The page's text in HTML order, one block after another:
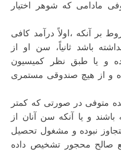
مادامی که شوهر اختیار
بر آنکه ،اولاً درآمد کافی
باشد ثانیاً، سن او از
و یا طبق نظر کمیسیون
و از هیچ صندوقی مستمری
متوفی در صورتی که کمتر
باشند و یا آنکه سن آنان از
نبوده و مشغول تحصیل
صالح محجور تشخیص داده